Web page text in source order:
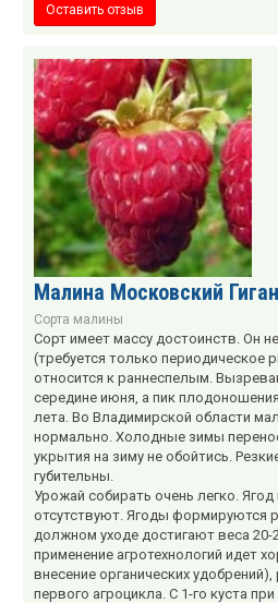
Оставить отзыв
Малина Московский
Сорта малины
Сорт имеет массу достоинств. Он
(требуется только периодическое
относится к раннеспелым.
середине июня, а пик
лета. Во Владимирской области
нормально. Холодные зимы
укрытия на зиму не обойтись.
губительны.
Урожай собирать очень легко.
отсутствуют. Ягоды формируются
должном уходе достигают веса 20-
применение агротехнологий идет
внесение органических
первого агроцикла. С 1-го куста